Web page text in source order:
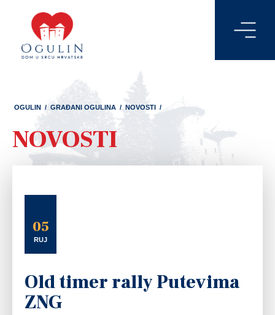
OGULIN / GRAĐANI OGULINA / NOVOSTI /
NOVOSTI
05
RUJ
Old timer rally Putevima
ZNG